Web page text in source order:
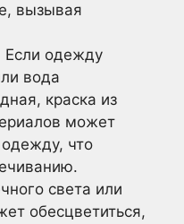
вызывая
Если одежду
вода
краска из
может
что
света или
обесцветиться,